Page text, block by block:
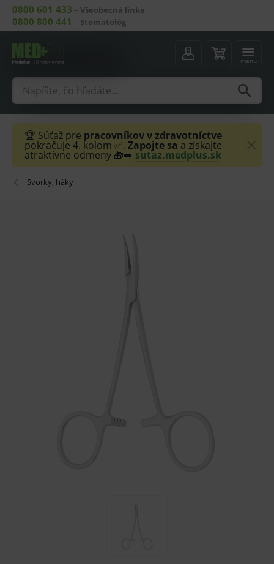
0800 601 433 – Všeobecná linka
0800 800 441 – Stomatológ
menu
🏆 Súťaž pre pracovníkov v zdravotníctve
pokračuje 4. kolom ✅. Zapojte sa a získajte
atraktívne odmeny 🎁➡️ sutaz.medplus.sk
Svorky, háky